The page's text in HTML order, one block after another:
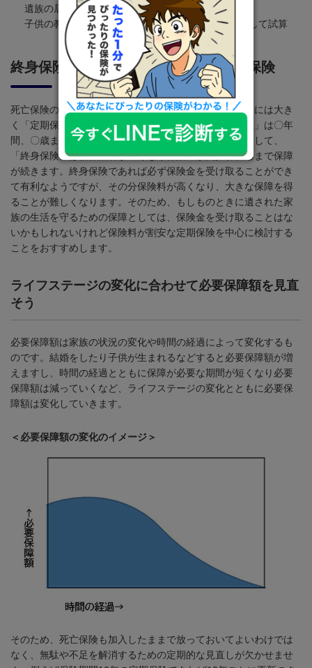
遺族の居住費は住宅ローンを除く維持管理の費用
子供の教育費は、高校まで公立、大学は私立文系として試算
終身保険に比べて保険料が割安な定期保険
死亡保険の種類についてもみておきましょう。死亡保険には大き
く「定期保険」と「終身保険」があります。「定期保険」は〇年
間、〇歳までなど保障される期間が決まっているのに対して、
「終身保険」は被保険者が亡くなり保険金が支払われるまで保障
が続きます。終身保険であれば必ず保険金を受け取ることができ
て有利なようですが、その分保険料が高くなり、大きな保障を得
ることが難しくなります。そのため、もしものときに遺された家
族の生活を守るための保障としては、保険金を受け取ることはな
いかもしれないけれど保険料が割安な定期保険を中心に検討する
ことをおすすめします。
ライフステージの変化に合わせて必要保障額を見直
そう
必要保障額は家族の状況の変化や時間の経過によって変化するも
のです。結婚をしたり子供が生まれるなどすると必要保障額が増
えますし、時間の経過とともに保障が必要な期間が短くなり必要
保障額は減っていくなど、ライフステージの変化とともに必要保
障額は変化していきます。
＜必要保障額の変化のイメージ＞
そのため、死亡保険も加入したままで放っておいてよいわけでは
なく、無駄や不足を解消するための定期的な見直しが欠かせませ